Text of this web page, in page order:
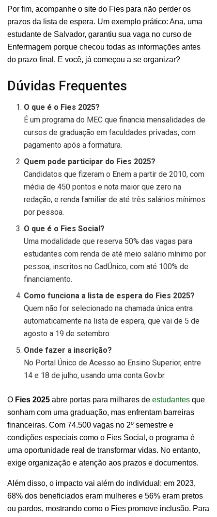
Por fim, acompanhe o site do Fies para não perder os
prazos da lista de espera. Um exemplo prático: Ana, uma
estudante de Salvador, garantiu sua vaga no curso de
Enfermagem porque checou todas as informações antes
do prazo final. E você, já começou a se organizar?
Dúvidas Frequentes
O que é o Fies 2025?
É um programa do MEC que financia mensalidades de
cursos de graduação em faculdades privadas, com
pagamento após a formatura.
Quem pode participar do Fies 2025?
Candidatos que fizeram o Enem a partir de 2010, com
média de 450 pontos e nota maior que zero na
redação, e renda familiar de até três salários mínimos
por pessoa.
O que é o Fies Social?
Uma modalidade que reserva 50% das vagas para
estudantes com renda de até meio salário mínimo por
pessoa, inscritos no CadÚnico, com até 100% de
financiamento.
Como funciona a lista de espera do Fies 2025?
Quem não for selecionado na chamada única entra
automaticamente na lista de espera, que vai de 5 de
agosto a 19 de setembro.
Onde fazer a inscrição?
No Portal Único de Acesso ao Ensino Superior, entre
14 e 18 de julho, usando uma conta Gov.br.
O Fies 2025 abre portas para milhares de estudantes que
sonham com uma graduação, mas enfrentam barreiras
financeiras. Com 74.500 vagas no 2º semestre e
condições especiais como o Fies Social, o programa é
uma oportunidade real de transformar vidas. No entanto,
exige organização e atenção aos prazos e documentos.
Além disso, o impacto vai além do individual: em 2023,
68% dos beneficiados eram mulheres e 56% eram pretos
ou pardos, mostrando como o Fies promove inclusão. Para